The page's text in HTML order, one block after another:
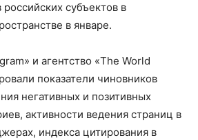
субъектов в
в январе.
и агентство «The World
показатели чиновников
негативных и позитивных
активности ведения страниц в
индекса цитирования в